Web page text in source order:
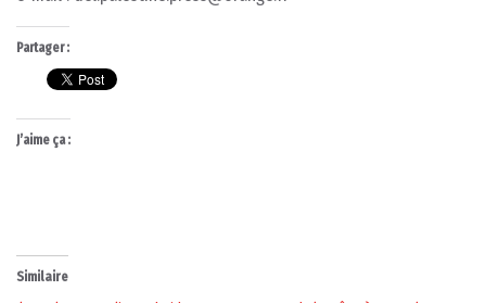
Partager :
J’aime ça :
Similaire